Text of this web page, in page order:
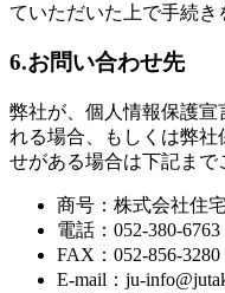
ていただいた上で手続き
6.お問い合わせ先
弊社が、個人情報保護
れる場合、もしくは弊
せがある場合は下記まで
商号：株式会社住
電話：052-380-6763
FAX：052-856-3280
E-mail：ju-